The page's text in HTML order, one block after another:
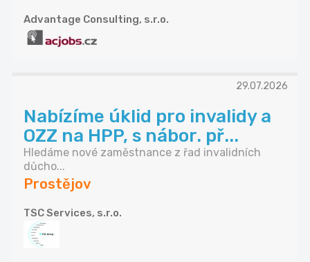
Advantage Consulting, s.r.o.
29.07.2026
Nabízíme úklid pro invalidy a
OZZ na HPP, s nábor. př...
Hledáme nové zaměstnance z řad invalidních
důcho...
Prostějov
TSC Services, s.r.o.